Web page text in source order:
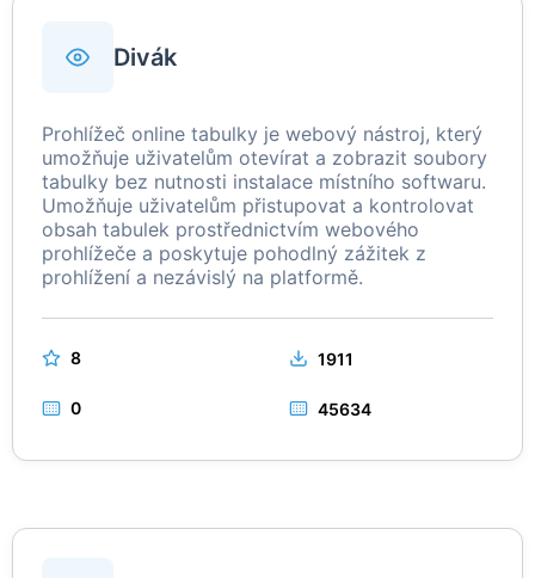
Divák
Prohlížeč online tabulky je webový nástroj, který
umožňuje uživatelům otevírat a zobrazit soubory
tabulky bez nutnosti instalace místního softwaru.
Umožňuje uživatelům přistupovat a kontrolovat
obsah tabulek prostřednictvím webového
prohlížeče a poskytuje pohodlný zážitek z
prohlížení a nezávislý na platformě.
8
0
1911
45634